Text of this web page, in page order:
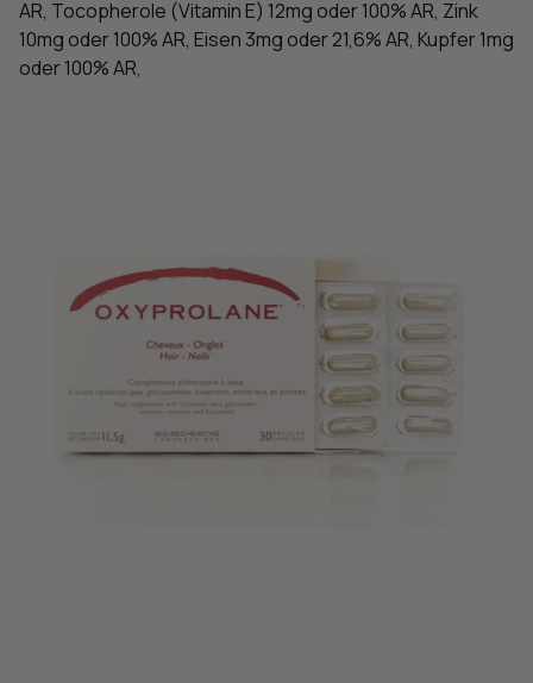
AR, Tocopherole (Vitamin E) 12mg oder 100% AR, Zink
10mg oder 100% AR, Eisen 3mg oder 21,6% AR, Kupfer 1mg
oder 100% AR,